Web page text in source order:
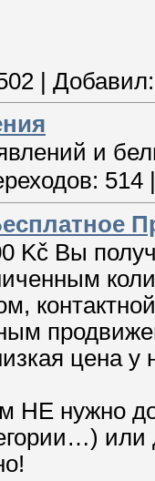
| Добавил:
и
514
Kč Вы
цена у
НЕ нужно